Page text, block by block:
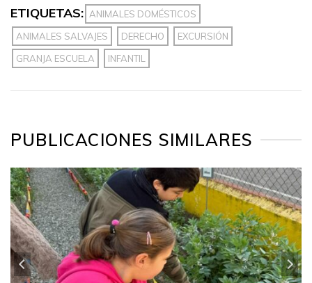
ETIQUETAS: ANIMALES DOMÉSTICOS
ANIMALES SALVAJES
DERECHO
EXCURSIÓN
GRANJA ESCUELA
INFANTIL
PUBLICACIONES SIMILARES